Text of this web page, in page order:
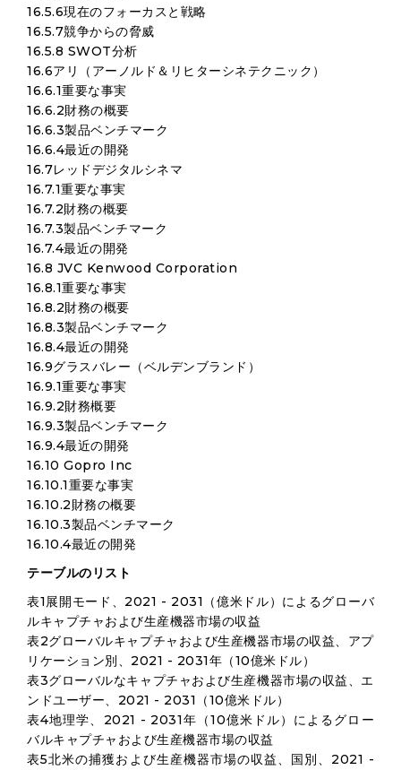
16.5.6現在のフォーカスと戦略
16.5.7競争からの脅威
16.5.8 SWOT分析
16.6アリ（アーノルド＆リヒターシネテクニック）
16.6.1重要な事実
16.6.2財務の概要
16.6.3製品ベンチマーク
16.6.4最近の開発
16.7レッドデジタルシネマ
16.7.1重要な事実
16.7.2財務の概要
16.7.3製品ベンチマーク
16.7.4最近の開発
16.8 JVC Kenwood Corporation
16.8.1重要な事実
16.8.2財務の概要
16.8.3製品ベンチマーク
16.8.4最近の開発
16.9グラスバレー（ベルデンブランド）
16.9.1重要な事実
16.9.2財務概要
16.9.3製品ベンチマーク
16.9.4最近の開発
16.10 Gopro Inc
16.10.1重要な事実
16.10.2財務の概要
16.10.3製品ベンチマーク
16.10.4最近の開発
テーブルのリスト
表1展開モード、2021 - 2031（億米ドル）によるグローバ
ルキャプチャおよび生産機器市場の収益
表2グローバルキャプチャおよび生産機器市場の収益、アプ
リケーション別、2021 - 2031年（10億米ドル）
表3グローバルなキャプチャおよび生産機器市場の収益、エ
ンドユーザー、2021 - 2031（10億米ドル）
表4地理学、2021 - 2031年（10億米ドル）によるグロー
バルキャプチャおよび生産機器市場の収益
表5北米の捕獲および生産機器市場の収益、国別、2021 -